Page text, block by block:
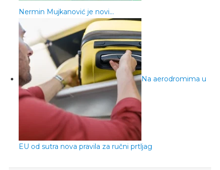
Nermin Mujkanović je novi…
Na aerodromima u
EU od sutra nova pravila za ručni prtljag